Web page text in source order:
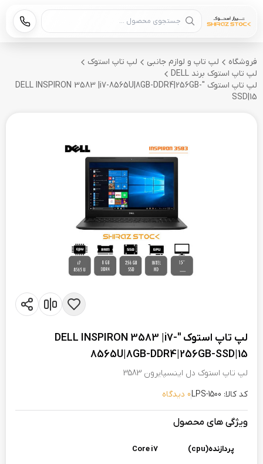
جستجوی محصول
فروشگاه لپ تاپ و لوازم جانبی
لپ تاپ استوک
لپ تاپ استوک برند DELL
لپ تاپ استوک "DELL INSPIRON 3583 |i7-8565U|8GB-DDR4|256GB-
SSD|15
لپ تاپ استوک "DELL INSPIRON 3583 |i7-
8565U|8GB-DDR4|256GB-SSD|15
لپ تاپ استوک دل اینسپایرون 3583
کد کالا: LPS-1500
0 دیدگاه
ویژگی های محصول
پردازنده(cpu)